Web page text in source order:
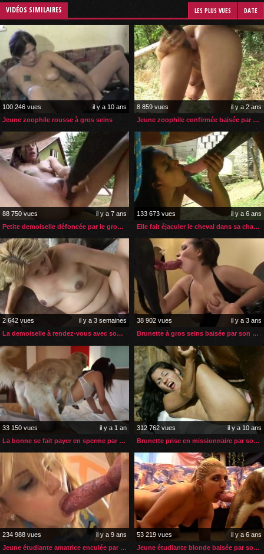
VIDÉOS SIMILAIRES LES PLUS VUES DATE
100 246 vues
il y a 10 ans
Jeune zoophile rousse à gros seins
8 859 vues
il y a 2 ans
Jeune zoophile confirmée baisée par son cheval en plein air
88 750 vues
il y a 7 ans
Petite demoiselle défoncée par le gros sexe d’un cheval
133 673 vues
il y a 6 ans
Elle fait éjaculer le cheval dans sa chatte
2 642 vues
il y a 3 semaines
La demoiselle à rendez-vous avec son poney pour une insémination
38 902 vues
il y a 3 ans
Brunette à gros seins baisée par son gros chien noir
33 150 vues
il y a 1 an
La bonne se fait payer en sperme par le chien de ses employeurs
312 762 vues
il y a 10 ans
Brunette prise en missionnaire par son cheval
234 988 vues
il y a 9 ans
Jeune étudiante amatrice enculée par son gros chien
53 219 vues
il y a 6 ans
Jeune étudiante blonde baisée par son bulldog